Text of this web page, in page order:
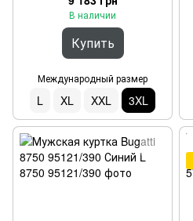
В наличии
Купить
Международный размер
L XL XXL 3XL